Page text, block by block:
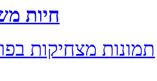
חיות
תמונות מצחיקות